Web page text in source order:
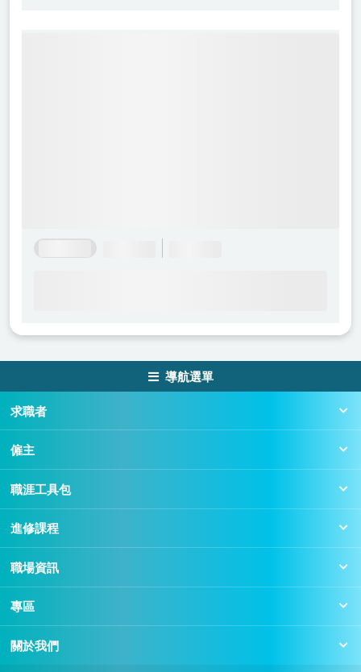
導航選單
求職者
僱主
職涯工具包
進修課程
職場資訊
專區
關於我們